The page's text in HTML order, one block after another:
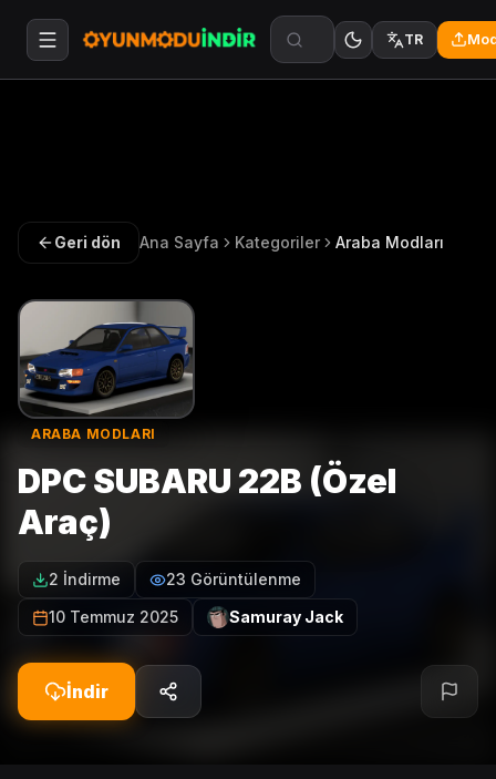
TR
Geri dön Ana Sayfa Kategoriler Araba Modları
ARABA MODLARI
DPC SUBARU 22B (Özel
Araç)
2 İndirme
23 Görüntülenme
10 Temmuz 2025
Samuray Jack
İndir